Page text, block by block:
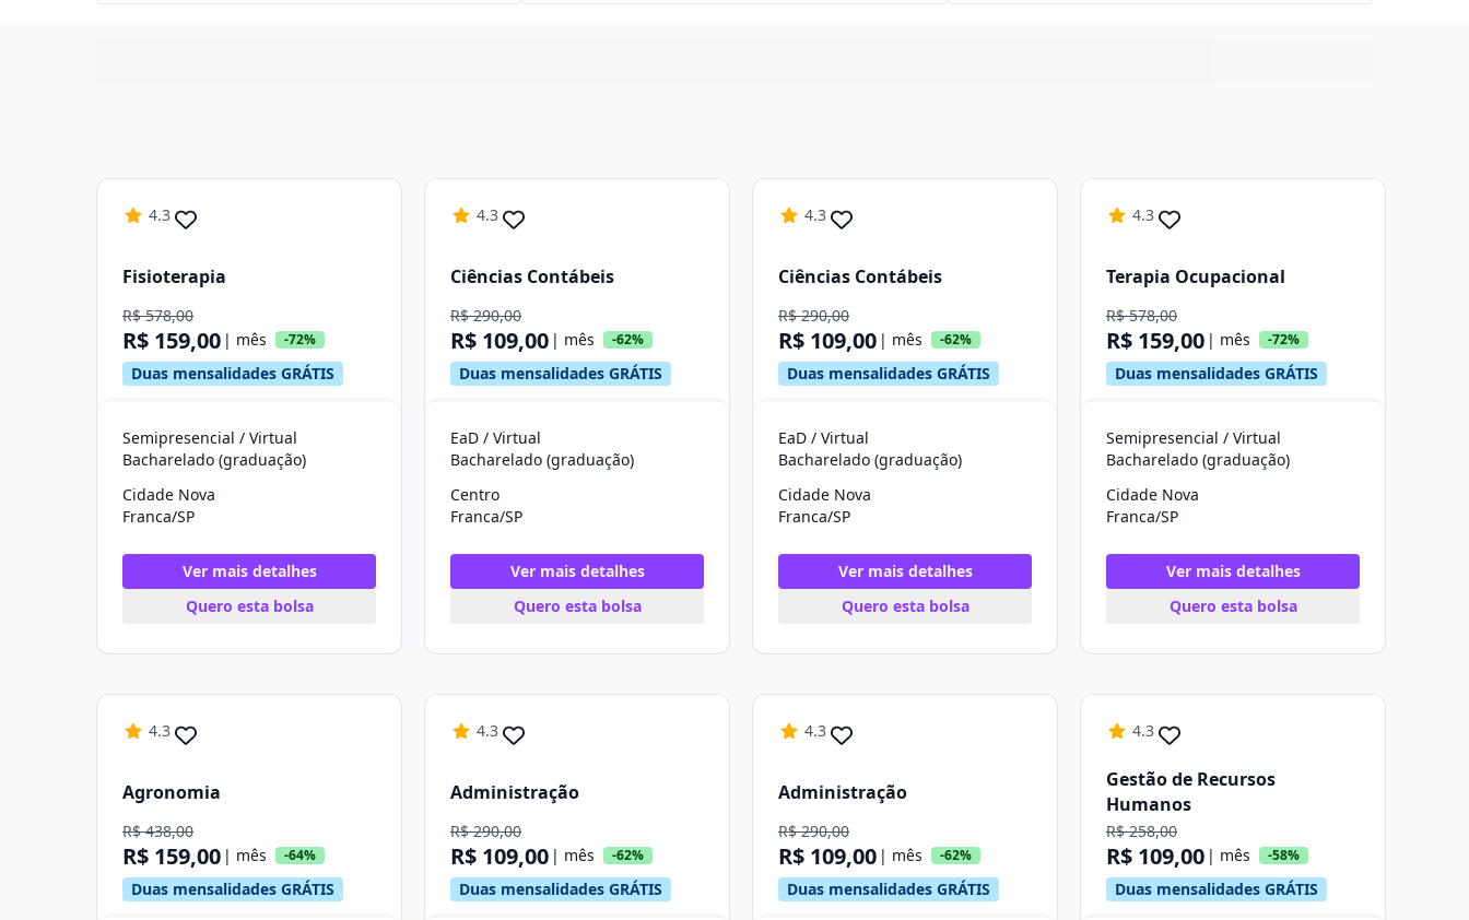
4.3
Fisioterapia
R$ 578,00
R$ 159,00 | mês -72%
Duas mensalidades GRÁTIS
Semipresencial / Virtual
Bacharelado (graduação)
Cidade Nova
Franca/SP
Ver mais detalhes
Quero esta bolsa
4.3
Ciências Contábeis
R$ 290,00
R$ 109,00 | mês -62%
Duas mensalidades GRÁTIS
EaD / Virtual
Bacharelado (graduação)
Centro
Franca/SP
Ver mais detalhes
Quero esta bolsa
4.3
Ciências Contábeis
R$ 290,00
R$ 109,00 | mês -62%
Duas mensalidades GRÁTIS
EaD / Virtual
Bacharelado (graduação)
Cidade Nova
Franca/SP
Ver mais detalhes
Quero esta bolsa
4.3
Terapia Ocupacional
R$ 578,00
R$ 159,00 | mês -72%
Duas mensalidades GRÁTIS
Semipresencial / Virtual
Bacharelado (graduação)
Cidade Nova
Franca/SP
Ver mais detalhes
Quero esta bolsa
4.3
Agronomia
R$ 438,00
R$ 159,00 | mês -64%
Duas mensalidades GRÁTIS
4.3
Administração
R$ 290,00
R$ 109,00 | mês -62%
Duas mensalidades GRÁTIS
4.3
Administração
R$ 290,00
R$ 109,00 | mês -62%
Duas mensalidades GRÁTIS
4.3
Gestão de Recursos
Humanos
R$ 258,00
R$ 109,00 | mês -58%
Duas mensalidades GRÁTIS